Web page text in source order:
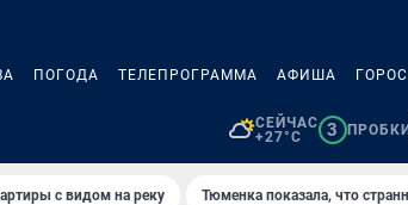
ПОГОДА ТЕЛЕПРОГРАММА АФИША
СЕЙЧАС
+27°C
3 ПРОБКИ
с видом на реку Тюменка показала, что